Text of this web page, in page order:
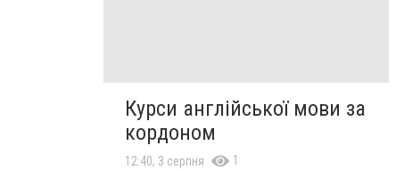
Курси англійської мови за
кордоном
12:40, 3 серпня 1